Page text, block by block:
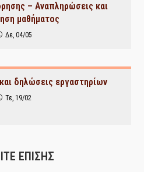
– Αναπληρώσεις και
μαθήματος
Δε, 04/05
δηλώσεις εργαστηρίων
Τε, 19/02
ΕΠΙΣΗΣ